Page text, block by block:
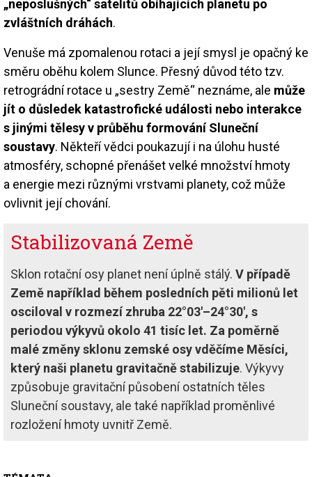
„neposlušných“ satelitů obíhajících planetu po
zvláštních dráhách.
Venuše má zpomalenou rotaci a její smysl je opačný ke
směru oběhu kolem Slunce. Přesný důvod této tzv.
retrográdní rotace u „sestry Země“ neznáme, ale může
jít o důsledek katastrofické události nebo interakce
s jinými tělesy v průběhu formování Sluneční
soustavy. Někteří vědci poukazují i na úlohu husté
atmosféry, schopné přenášet velké množství hmoty
a energie mezi různými vrstvami planety, což může
ovlivnit její chování.
Stabilizovaná Země
Sklon rotační osy planet není úplně stálý. V případě
Země například během posledních pěti milionů let
osciloval v rozmezí zhruba 22°03′–24°30′, s
periodou výkyvů okolo 41 tisíc let. Za poměrně
malé změny sklonu zemské osy vděčíme Měsíci,
který naši planetu gravitačně stabilizuje. Výkyvy
způsobuje gravitační působení ostatních těles
Sluneční soustavy, ale také například proměnlivé
rozložení hmoty uvnitř Země.